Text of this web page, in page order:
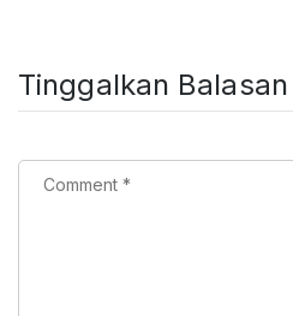
Tinggalkan Balasan